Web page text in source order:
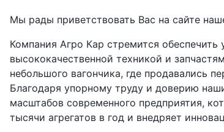
Мы рады приветствовать Вас на сайте
Компания Агро Кар стремится
высококачественной техникой и
небольшого вагончика, где продавались
Благодаря упорному труду и доверию
масштабов современного предприятия,
тысячи агрегатов в год и внедряет